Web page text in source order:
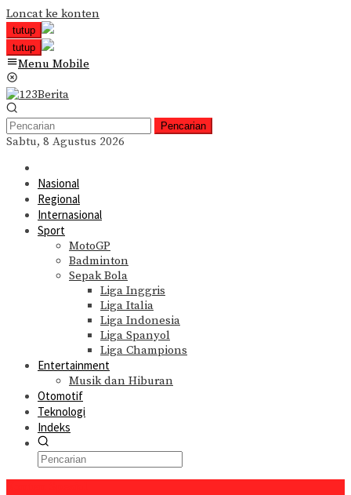
Loncat ke konten
tutup
tutup
Menu Mobile
Pencarian
Sabtu, 8 Agustus 2026
Nasional
Regional
Internasional
Sport
MotoGP
Badminton
Sepak Bola
Liga Inggris
Liga Italia
Liga Indonesia
Liga Spanyol
Liga Champions
Entertainment
Musik dan Hiburan
Otomotif
Teknologi
Indeks